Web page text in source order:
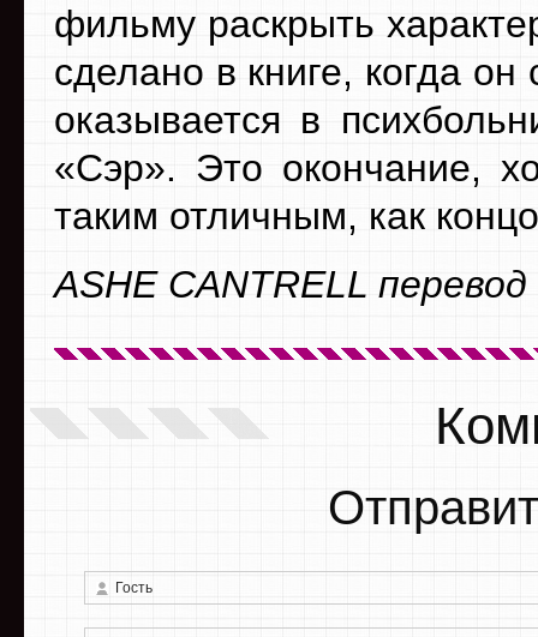
фильму раскрыть
сделано в книге, когда он
оказывается в
«Сэр». Это окончание,
таким отличным, как
ASHE CANTRELL